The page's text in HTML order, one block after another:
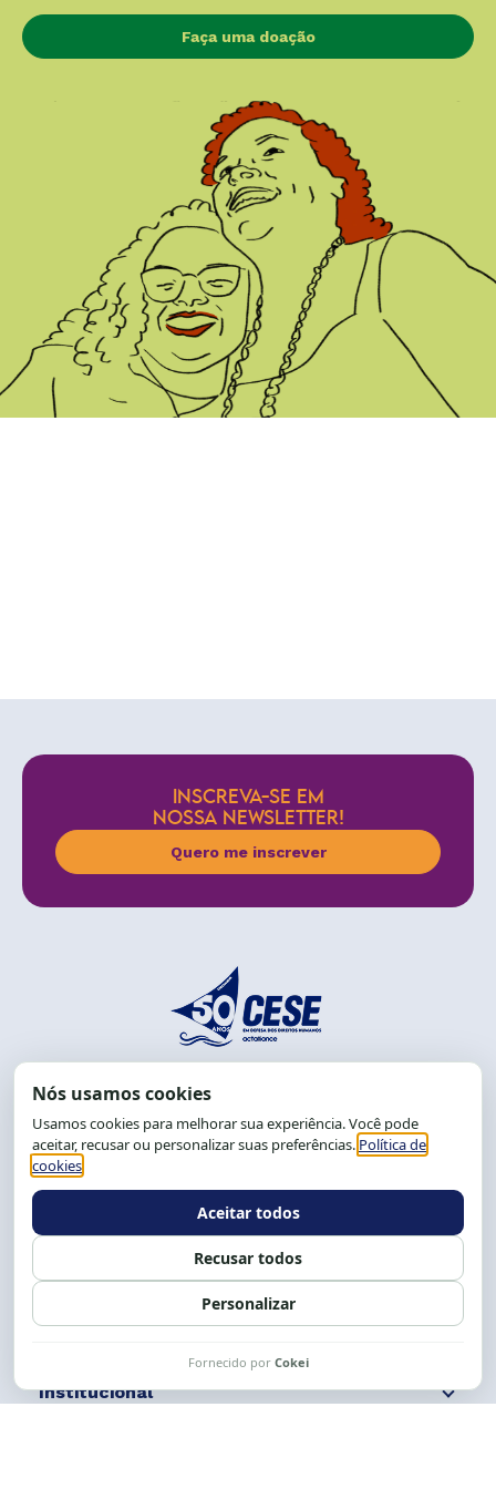
Faça uma doação
INSCREVA-SE EM
NOSSA NEWSLETTER!
Quero me inscrever
End.: R. da Graça, 150. Graça
CEP: 40.150-055
Salvador-BA, Brasil.
Tel.: (71) 2104-5457, Cel.: (71) 9 9239-2104 ou 2105
Expediente: 8h às 12h e 13 às 17h.
Siga nossas redes Fale conosco
Institucional